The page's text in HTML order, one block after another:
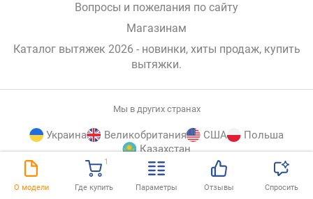
О модели Где купить
1
Параметры Отзывы Спросить
Вопросы и пожелания по сайту
Магазинам
Каталог вытяжек 2026 - новинки, хиты продаж, купить
вытяжки.
Мы в других странах
Украина Великобритания США
Польша
Казахстан
Katalog
© E-Katalog, 2026 НАВЕРХ